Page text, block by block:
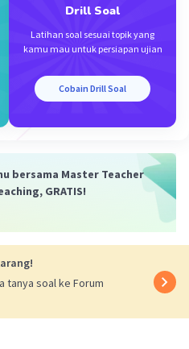
utama..
Drill Soal
Latihan soal sesuai topik yang
kamu mau untuk persiapan ujian
Cobain Drill Soal
bersama Master Teacher
GRATIS!
tanya soal ke Forum